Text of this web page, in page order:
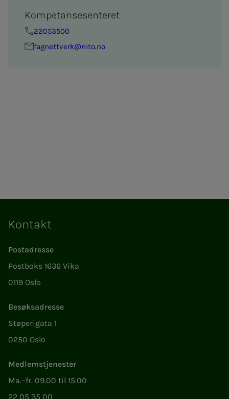
Kompetansesenteret
22053500
fag­­­nett­verk@nito.no
Kontakt
Postadresse
Postboks 1636 Vika
0119 Oslo
Besøksadresse
Støperigata 1
0250 Oslo
Medlemstjenester
Ma.–fr. 09.00 til 15.00
22 05 35 00